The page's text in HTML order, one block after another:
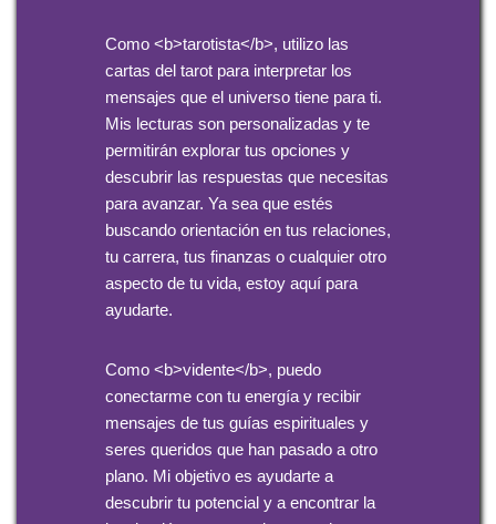
Como <b>tarotista</b>, utilizo las
cartas del tarot para interpretar los
mensajes que el universo tiene para ti.
Mis lecturas son personalizadas y te
permitirán explorar tus opciones y
descubrir las respuestas que necesitas
para avanzar. Ya sea que estés
buscando orientación en tus relaciones,
tu carrera, tus finanzas o cualquier otro
aspecto de tu vida, estoy aquí para
ayudarte.
Como <b>vidente</b>, puedo
conectarme con tu energía y recibir
mensajes de tus guías espirituales y
seres queridos que han pasado a otro
plano. Mi objetivo es ayudarte a
descubrir tu potencial y a encontrar la